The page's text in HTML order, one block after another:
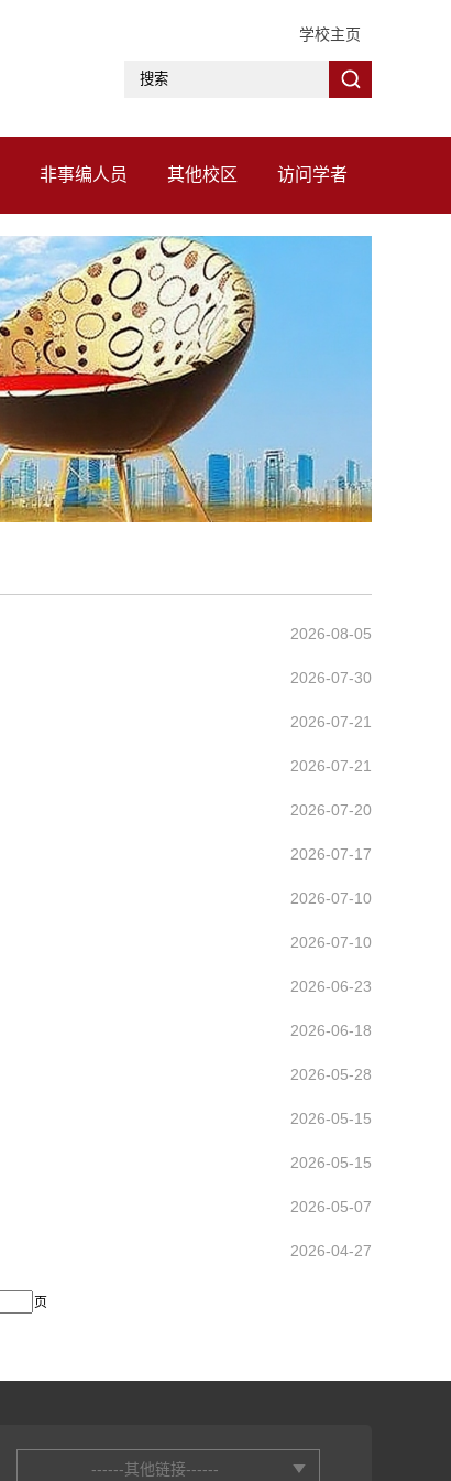
学校主页
非事编人员 其他校区 访问学者
2026-08-05
2026-07-30
2026-07-21
2026-07-21
2026-07-20
2026-07-17
2026-07-10
2026-07-10
2026-06-23
2026-06-18
2026-05-28
2026-05-15
2026-05-15
2026-05-07
2026-04-27
页
------其他链接------